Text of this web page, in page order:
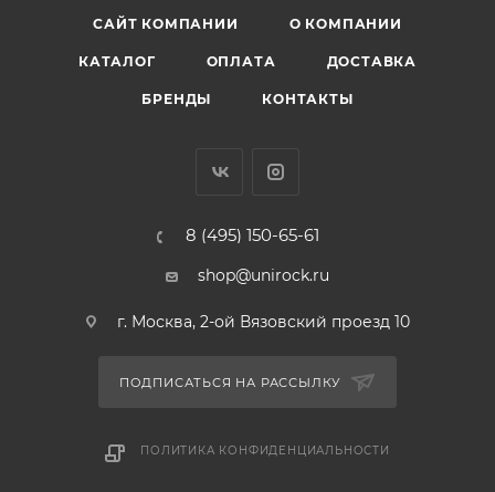
САЙТ КОМПАНИИ О КОМПАНИИ
КАТАЛОГ ОПЛАТА ДОСТАВКА
БРЕНДЫ КОНТАКТЫ
8 (495) 150-65-61
shop@unirock.ru
г. Москва, 2-ой Вязовский проезд 10
ПОДПИСАТЬСЯ НА РАССЫЛКУ
ПОЛИТИКА КОНФИДЕНЦИАЛЬНОСТИ